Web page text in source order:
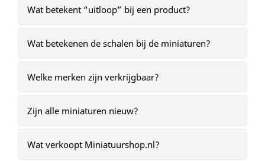
Wat betekent “uitloop” bij een product?
Wat betekenen de schalen bij de miniaturen?
Welke merken zijn verkrijgbaar?
Zijn alle miniaturen nieuw?
Wat verkoopt Miniatuurshop.nl?